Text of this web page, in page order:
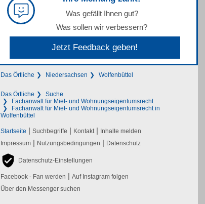
Was gefällt Ihnen gut?
Was sollen wir verbessern?
Jetzt Feedback geben!
Das Örtliche Niedersachsen Wolfenbüttel
Das Örtliche
Suche
Fachanwalt für Miet- und Wohnungseigentumsrecht
Fachanwalt für Miet- und Wohnungseigentumsrecht in
Wolfenbüttel
Startseite | Suchbegriffe | Kontakt | Inhalte melden
Impressum | Nutzungsbedingungen | Datenschutz
Datenschutz-Einstellungen
Facebook - Fan werden | Auf Instagram folgen
Über den Messenger suchen